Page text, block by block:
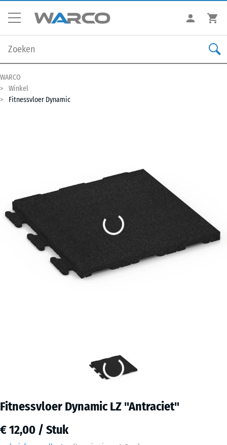
WARCO
Winkel
Fitnessvloer Dynamic
Fitnessvloer Dynamic LZ "Antraciet"
€ 12,00 / Stuk